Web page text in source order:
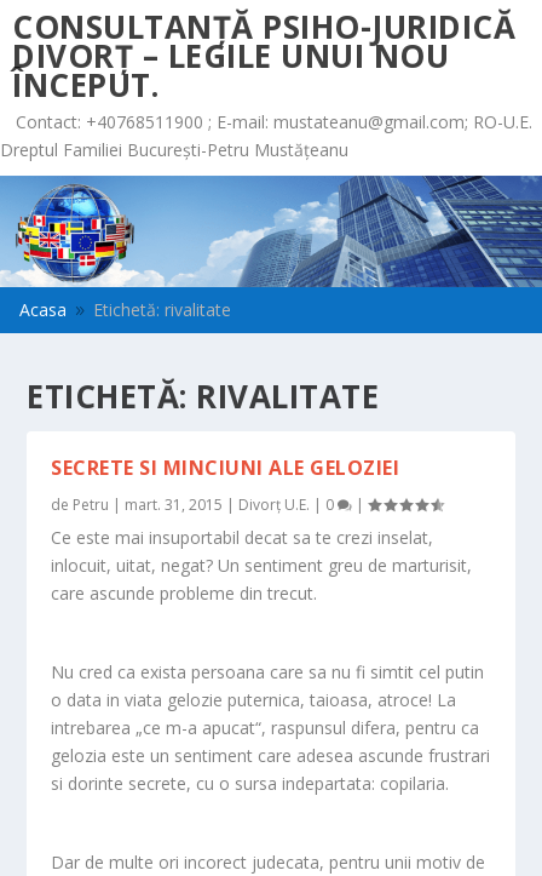
CONSULTANȚĂ PSIHO-JURIDICĂ
DIVORȚ – LEGILE UNUI NOU
ÎNCEPUT.
Contact: +40768511900 ; E-mail: mustateanu@gmail.com; RO-U.E.
Dreptul Familiei București-Petru Mustățeanu
Acasa 9 Etichetă: rivalitate
ETICHETĂ: RIVALITATE
SECRETE SI MINCIUNI ALE GELOZIEI
de Petru | mart. 31, 2015 | Divorț U.E. | 0 |
Ce este mai insuportabil decat sa te crezi inselat,
inlocuit, uitat, negat? Un sentiment greu de marturisit,
care ascunde probleme din trecut.
Nu cred ca exista persoana care sa nu fi simtit cel putin
o data in viata gelozie puternica, taioasa, atroce! La
intrebarea „ce m-a apucat“, raspunsul difera, pentru ca
gelozia este un sentiment care adesea ascunde frustrari
si dorinte secrete, cu o sursa indepartata: copilaria.
Dar de multe ori incorect judecata, pentru unii motiv de